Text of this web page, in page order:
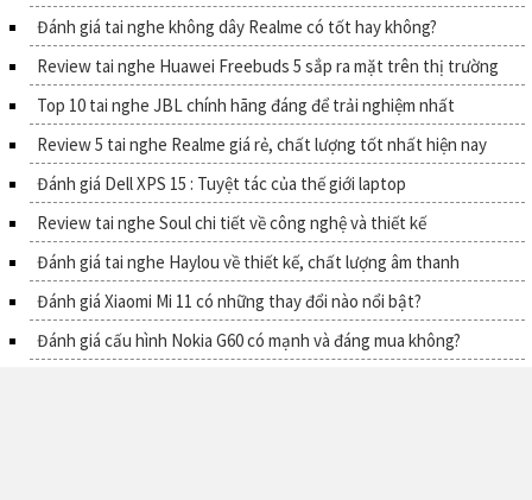
Đánh giá tai nghe không dây Realme có tốt hay không?
Review tai nghe Huawei Freebuds 5 sắp ra mặt trên thị trường
Top 10 tai nghe JBL chính hãng đáng để trải nghiệm nhất
Review 5 tai nghe Realme giá rẻ, chất lượng tốt nhất hiện nay
Đánh giá Dell XPS 15 : Tuyệt tác của thế giới laptop
Review tai nghe Soul chi tiết về công nghệ và thiết kế
Đánh giá tai nghe Haylou về thiết kế, chất lượng âm thanh
Đánh giá Xiaomi Mi 11 có những thay đổi nào nổi bật?
Đánh giá cấu hình Nokia G60 có mạnh và đáng mua không?